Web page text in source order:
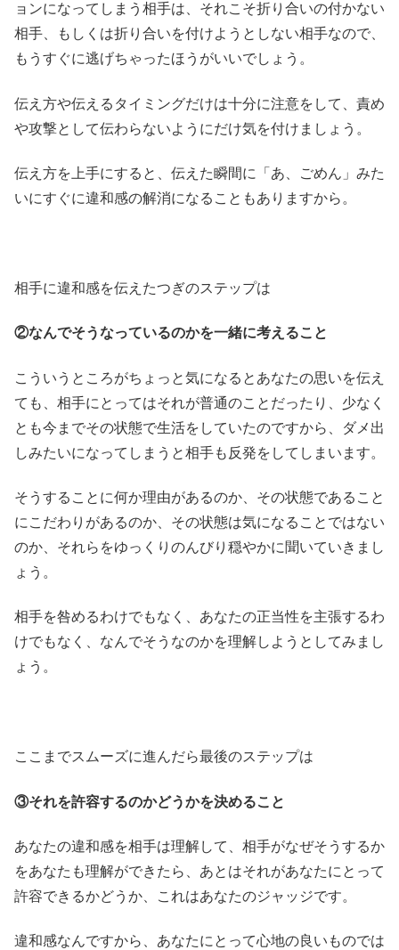
ョンになってしまう相手は、それこそ折り合いの付かない
相手、もしくは折り合いを付けようとしない相手なので、
もうすぐに逃げちゃったほうがいいでしょう。
伝え方や伝えるタイミングだけは十分に注意をして、責め
や攻撃として伝わらないようにだけ気を付けましょう。
伝え方を上手にすると、伝えた瞬間に「あ、ごめん」みた
いにすぐに違和感の解消になることもありますから。
相手に違和感を伝えたつぎのステップは
②なんでそうなっているのかを一緒に考えること
こういうところがちょっと気になるとあなたの思いを伝え
ても、相手にとってはそれが普通のことだったり、少なく
とも今までその状態で生活をしていたのですから、ダメ出
しみたいになってしまうと相手も反発をしてしまいます。
そうすることに何か理由があるのか、その状態であること
にこだわりがあるのか、その状態は気になることではない
のか、それらをゆっくりのんびり穏やかに聞いていきまし
ょう。
相手を咎めるわけでもなく、あなたの正当性を主張するわ
けでもなく、なんでそうなのかを理解しようとしてみまし
ょう。
ここまでスムーズに進んだら最後のステップは
③それを許容するのかどうかを決めること
あなたの違和感を相手は理解して、相手がなぜそうするか
をあなたも理解ができたら、あとはそれがあなたにとって
許容できるかどうか、これはあなたのジャッジです。
違和感なんですから、あなたにとって心地の良いものでは